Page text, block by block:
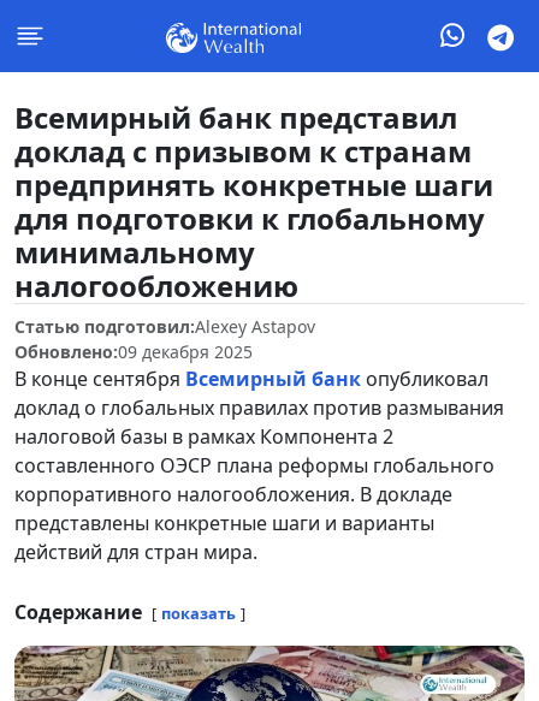
Всемирный банк представил
доклад с призывом к странам
предпринять конкретные шаги
для подготовки к глобальному
минимальному
налогообложению
Статью подготовил:Alexey Astapov
Обновлено:09 декабря 2025
В конце сентября Всемирный банк опубликовал
доклад о глобальных правилах против размывания
налоговой базы в рамках Компонента 2
составленного ОЭСР плана реформы глобального
корпоративного налогообложения. В докладе
представлены конкретные шаги и варианты
действий для стран мира.
Содержание показать